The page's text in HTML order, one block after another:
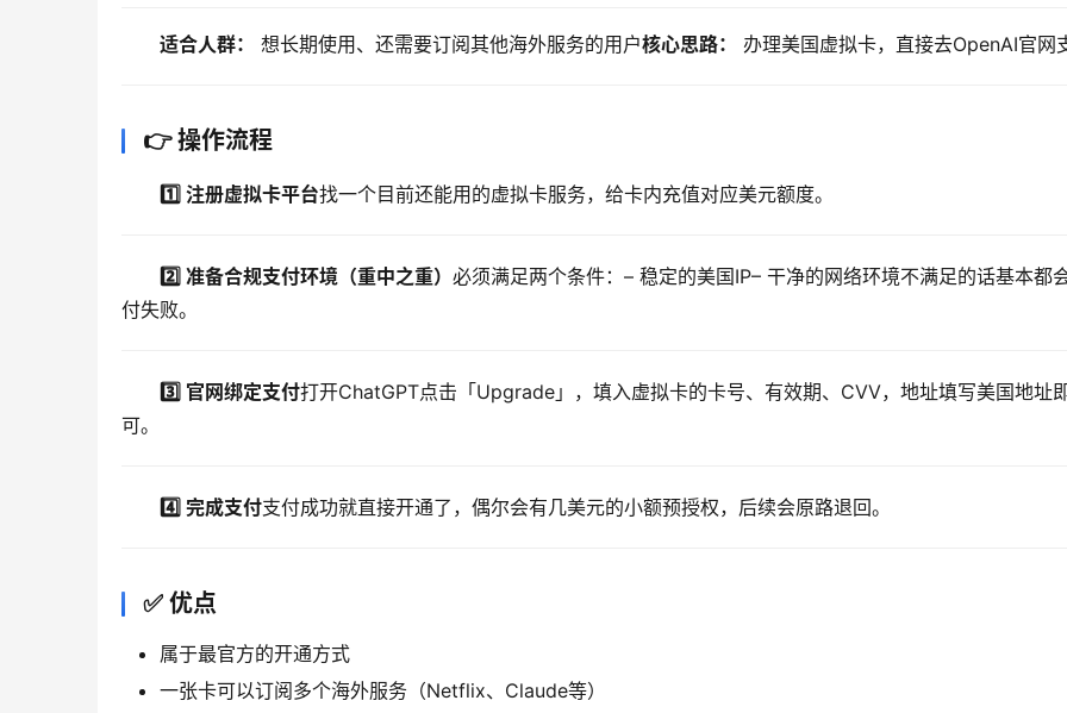
适合人群： 想长期使用、还需要订阅其他海外服务的用户核心思路： 办理美国虚拟卡，直接去OpenAI官网
👉 操作流程
1️⃣ 注册虚拟卡平台找一个目前还能用的虚拟卡服务，给卡内充值对应美元额度。
2️⃣ 准备合规支付环境（重中之重） 必须满足两个条件：– 稳定的美国IP– 干净的网络环境不满足的话基本都
付失败。
3️⃣ 官网绑定支付打开ChatGPT点击「Upgrade」，填入虚拟卡的卡号、有效期、CVV，地址填写美国地址
可。
4️⃣ 完成支付支付成功就直接开通了，偶尔会有几美元的小额预授权，后续会原路退回。
✅ 优点
属于最官方的开通方式
一张卡可以订阅多个海外服务（Netflix、Claude等）